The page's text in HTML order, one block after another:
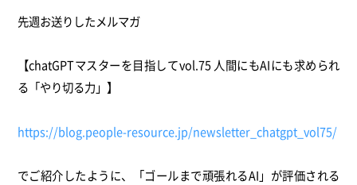
先週お送りしたメルマガ
【chatGPTマスターを目指してvol.75 人間にもAIにも求められ
る「やり切る力」】
https://blog.people-resource.jp/newsletter_chatgpt_vol75/
でご紹介したように、「ゴールまで頑張れるAI」が評価される